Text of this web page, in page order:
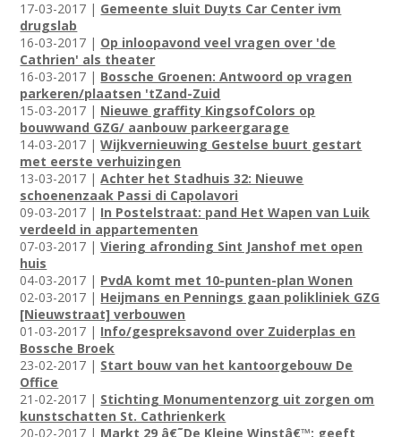
17-03-2017 | Gemeente sluit Duyts Car Center ivm
drugslab
16-03-2017 | Op inloopavond veel vragen over 'de
Cathrien' als theater
16-03-2017 | Bossche Groenen: Antwoord op vragen
parkeren/plaatsen 'tZand-Zuid
15-03-2017 | Nieuwe graffity KingsofColors op
bouwwand GZG/ aanbouw parkeergarage
14-03-2017 |Wijkvernieuwing Gestelse buurt gestart
met eerste verhuizingen
13-03-2017 |Achter het Stadhuis 32: Nieuwe
schoenenzaak Passi di Capolavori
09-03-2017 | In Postelstraat: pand Het Wapen van Luik
verdeeld in appartementen
07-03-2017 |Viering afronding Sint Janshof met open
huis
04-03-2017 | PvdA komt met 10-punten-plan Wonen
02-03-2017 | Heijmans en Pennings gaan polikliniek GZG
[Nieuwstraat] verbouwen
01-03-2017 | Info/gespreksavond over Zuiderplas en
Bossche Broek
23-02-2017 | Start bouw van het kantoorgebouw De
Office
21-02-2017 | Stichting Monumentenzorg uit zorgen om
kunstschatten St. Cathrienkerk
20-02-2017 | Markt 29 â€˜De Kleine Winstâ€™: geeft